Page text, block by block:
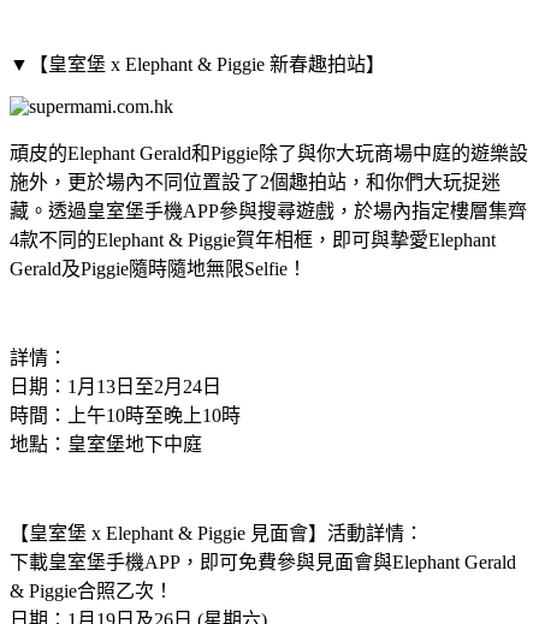
▼【皇室堡 x Elephant & Piggie 新春趣拍站】
頑皮的Elephant Gerald和Piggie除了與你大玩商場中庭的遊樂設
施外，更於場內不同位置設了2個趣拍站，和你們大玩捉迷
藏。透過皇室堡手機APP參與搜尋遊戲，於場內指定樓層集齊
4款不同的Elephant & Piggie賀年相框，即可與摯愛Elephant
Gerald及Piggie隨時隨地無限Selfie！
詳情：
日期：1月13日至2月24日
時間：上午10時至晚上10時
地點：皇室堡地下中庭
【皇室堡 x Elephant & Piggie 見面會】活動詳情：
下載皇室堡手機APP，即可免費參與見面會與Elephant Gerald
& Piggie合照乙次！
日期：1月19日及26日 (星期六)